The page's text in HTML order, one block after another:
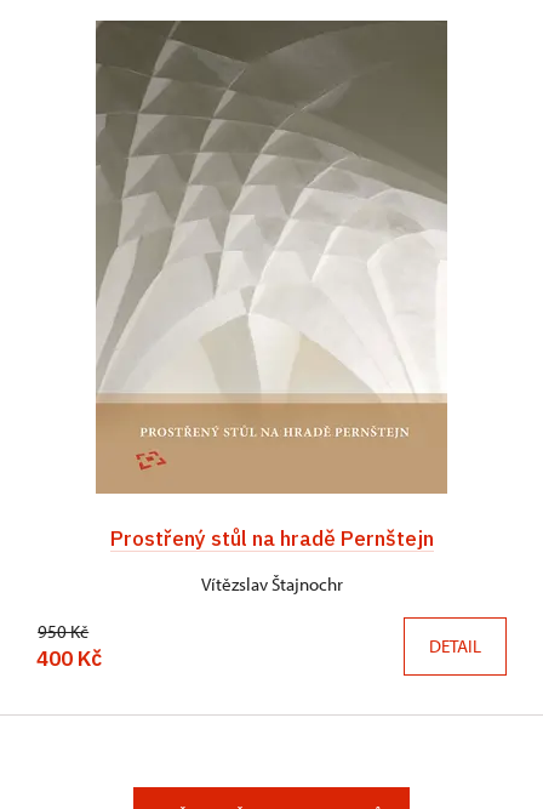
Prostřený stůl na hradě Pernštejn
Vítězslav Štajnochr
950 Kč
400 Kč DETAIL